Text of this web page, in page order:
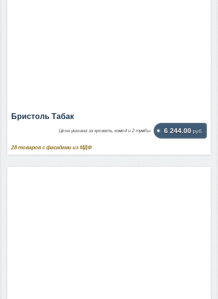
Бристоль Табак
Цена указана за кровать, комод и 2 тумбы 6 244.00 руб.
28 товаров с фасадами из МДФ